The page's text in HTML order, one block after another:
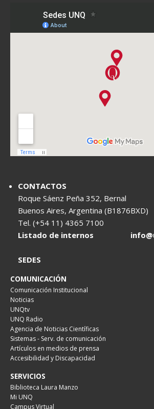
CONTACTOS
Roque Sáenz Peña 352, Bernal
Buenos Aires, Argentina (B1876BXD)
Tel. (+54 11) 4365 7100
Listado de internos
SEDES
COMUNICACIÓN
Comunicación Institucional
Noticias
UNQtv
UNQ Radio
Agencia de Noticias Científicas
Sistemas - Serv. de comunicación
Artículos en medios de prensa
Accesibilidad y Discapacidad
SERVICIOS
Biblioteca Laura Manzo
Mi UNQ
Campus Virtual